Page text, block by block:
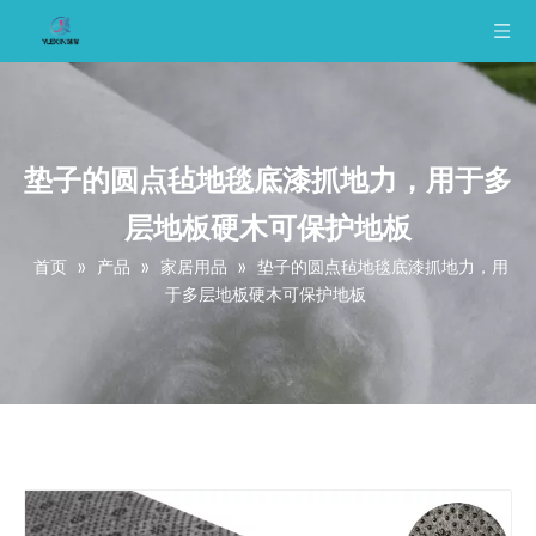
垫子的圆点毡地毯底漆抓地力，用于多
层地板硬木可保护地板
首页 » 产品 » 家居用品 »
垫子的圆点毡地毯底漆抓地力，用
于多层地板硬木可保护地板